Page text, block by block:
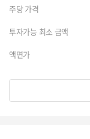
주당 가격
투자가능 최소 금액
액면가